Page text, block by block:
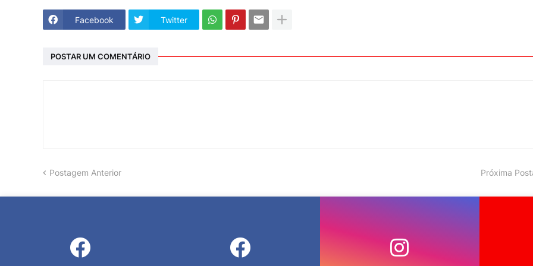
Facebook Twitter
POSTAR UM COMENTÁRIO
Postagem Anterior Próxima